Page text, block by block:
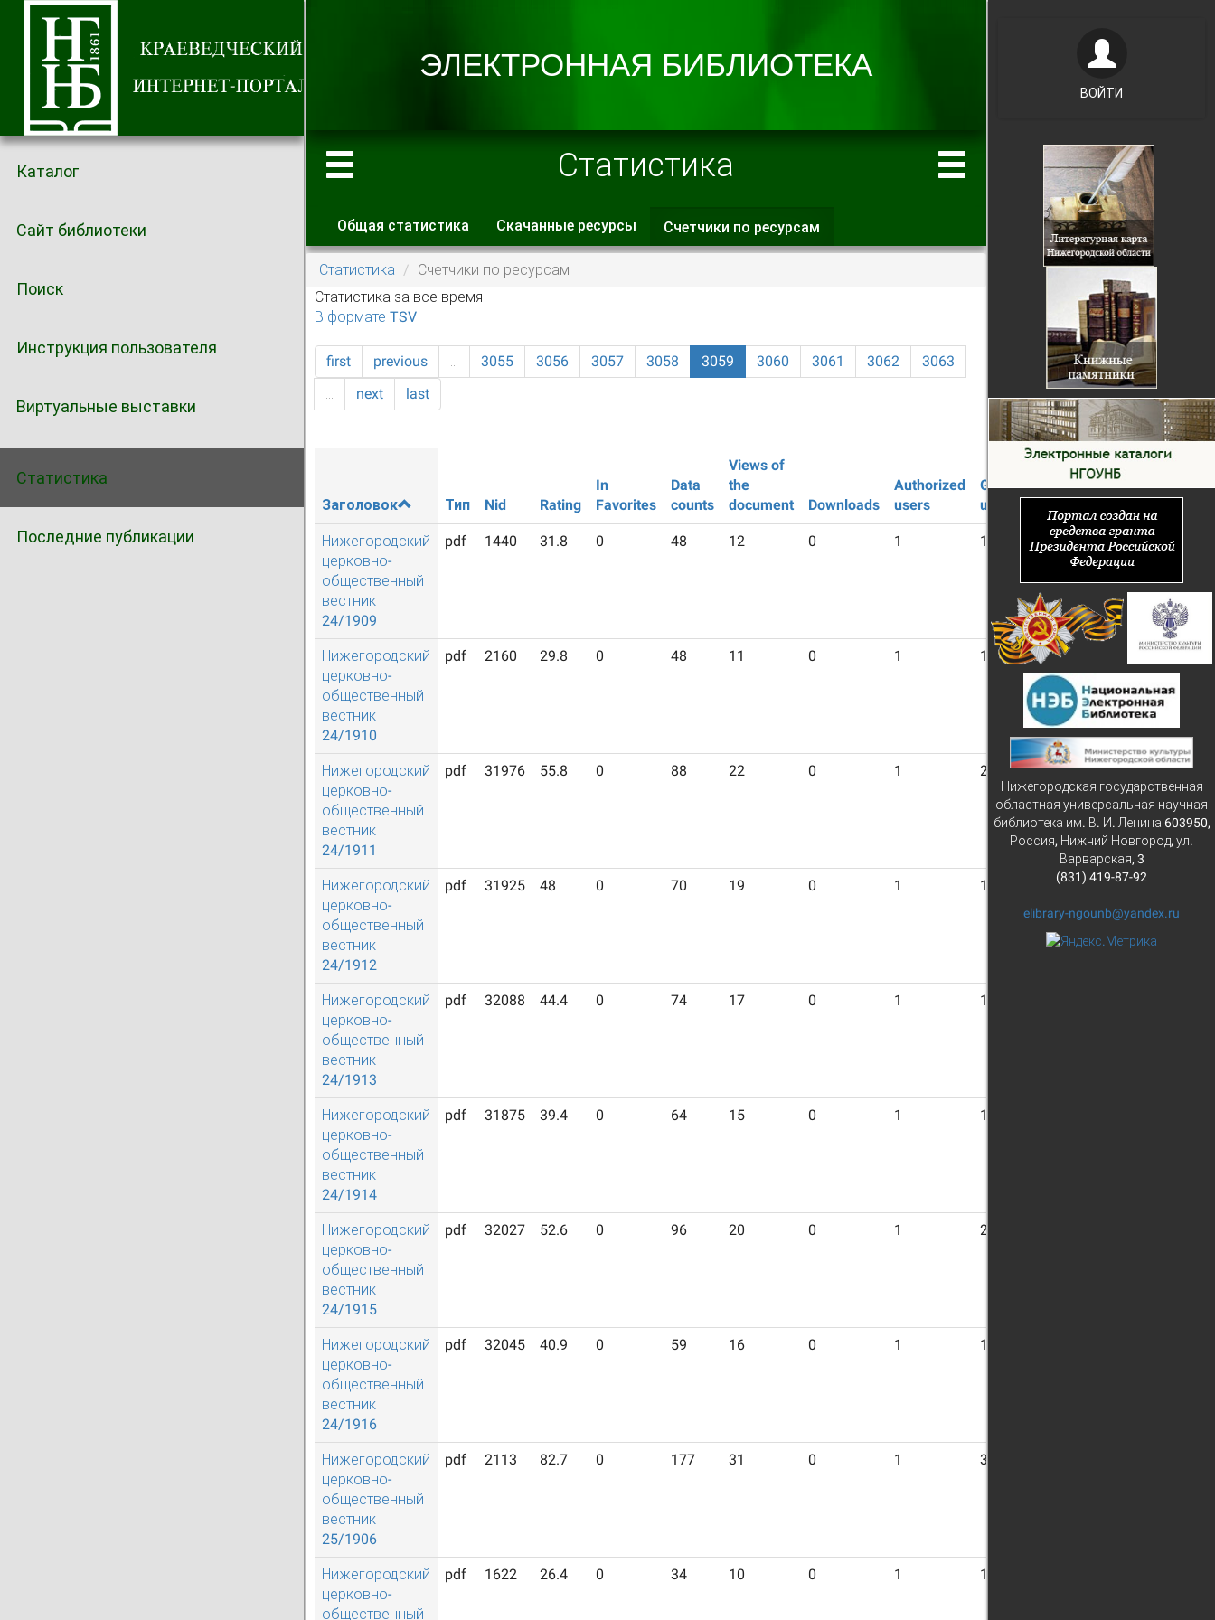
Каталог
Сайт библиотеки
Поиск
Инструкция пользователя
Виртуальные выставки
Статистика
Последние публикации
Статистика
Главные вкладки
Общая статистика Скачанные ресурсы Счетчики по ресурсам
вкладка)
Статистика
Счетчики по ресурсам
Статистика за все время
В формате TSV
first previous … 3055 3056 3057 3058 3059 3060 3061 3062
3063
…
next last
Заголовок Тип Nid Rating
In
Favorites
Data
counts
Views of
the
document
Downloads
Authorized
users
Guest
users
Нижегородский
церковно-
общественный
вестник
24/1909
pdf 1440 31.8 0 48 12 0 1 12
Нижегородский
церковно-
общественный
вестник
24/1910
pdf 2160 29.8 0 48 11 0 1 11
Нижегородский
церковно-
общественный
вестник
24/1911
pdf 31976 55.8 0 88 22 0 1 22
Нижегородский
церковно-
общественный
вестник
24/1912
pdf 31925 48 0 70 19 0 1 19
Нижегородский
церковно-
общественный
вестник
24/1913
pdf 32088 44.4 0 74 17 0 1 17
Нижегородский
церковно-
общественный
вестник
24/1914
pdf 31875 39.4 0 64 15 0 1 15
Нижегородский
церковно-
общественный
вестник
24/1915
pdf 32027 52.6 0 96 20 0 1 20
Нижегородский
церковно-
общественный
вестник
24/1916
pdf 32045 40.9 0 59 16 0 1 16
Нижегородский
церковно-
общественный
вестник
25/1906
pdf 2113 82.7 0 177 31 0 1 31
Нижегородский
церковно-
общественный
pdf 1622 26.4 0 34 10 0 1 10
ВОЙТИ
Нижегородская государственная
областная универсальная научная
библиотека им. В. И. Ленина 603950,
Россия, Нижний Новгород, ул.
Варварская, 3
(831) 419-87-92
elibrary-ngounb@yandex.ru